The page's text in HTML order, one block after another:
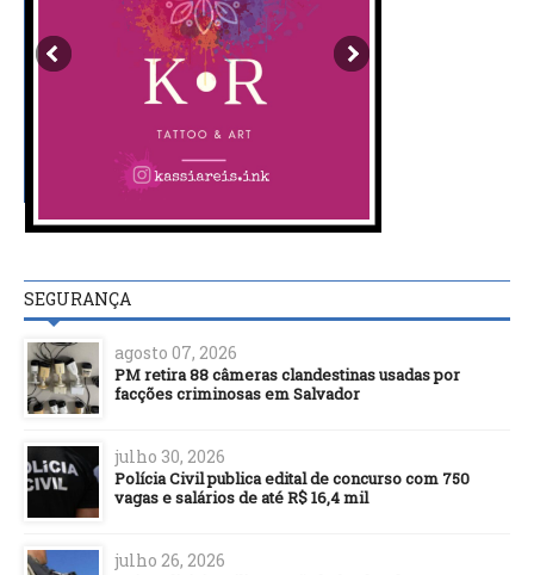
SEGURANÇA
agosto 07, 2026
PM retira 88 câmeras clandestinas usadas por
facções criminosas em Salvador
julho 30, 2026
Polícia Civil publica edital de concurso com 750
vagas e salários de até R$ 16,4 mil
julho 26, 2026